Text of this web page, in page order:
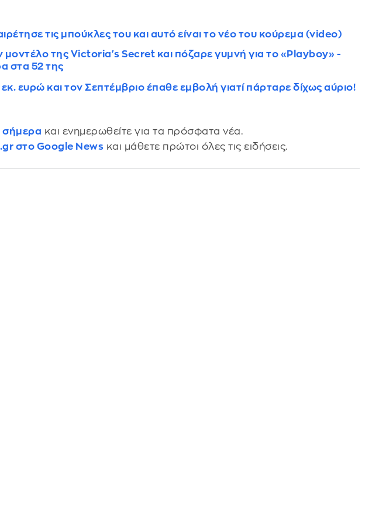
τις μπούκλες του και αυτό είναι το νέο του κούρεμα (video)
μοντέλο της Victoria's Secret και πόζαρε γυμνή για το «Playboy» -
στα 52 της
εκ. ευρώ και τον Σεπτέμβριο έπαθε εμβολή γιατί πάρταρε δίχως αύριο!
σήμερα και ενημερωθείτε για τα πρόσφατα νέα.
στο Google News και μάθετε πρώτοι όλες τις ειδήσεις.